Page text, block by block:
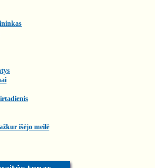
išėjo meilė